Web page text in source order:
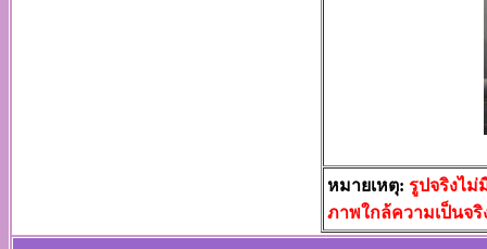
หมายเหตุ: รูปจริงไม่
ภาพใกล้ความเป็นจ